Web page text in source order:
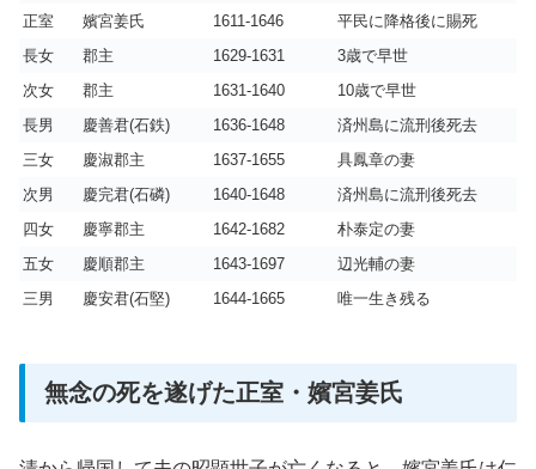
正室
嬪宮姜氏 1611-1646
平民に降格後に賜死
長女
郡主 1629-1631
3歳で早世
次女
郡主 1631-1640
10歳で早世
長男
慶善君(石鉄) 1636-1648
済州島に流刑後死去
三女
慶淑郡主 1637-1655
具鳳章の妻
次男
慶完君(石磷) 1640-1648
済州島に流刑後死去
四女
慶寧郡主 1642-1682
朴泰定の妻
五女
慶順郡主 1643-1697
辺光輔の妻
三男
慶安君(石堅) 1644-1665 唯一生き残る
無念の死を遂げた正室・嬪宮姜氏